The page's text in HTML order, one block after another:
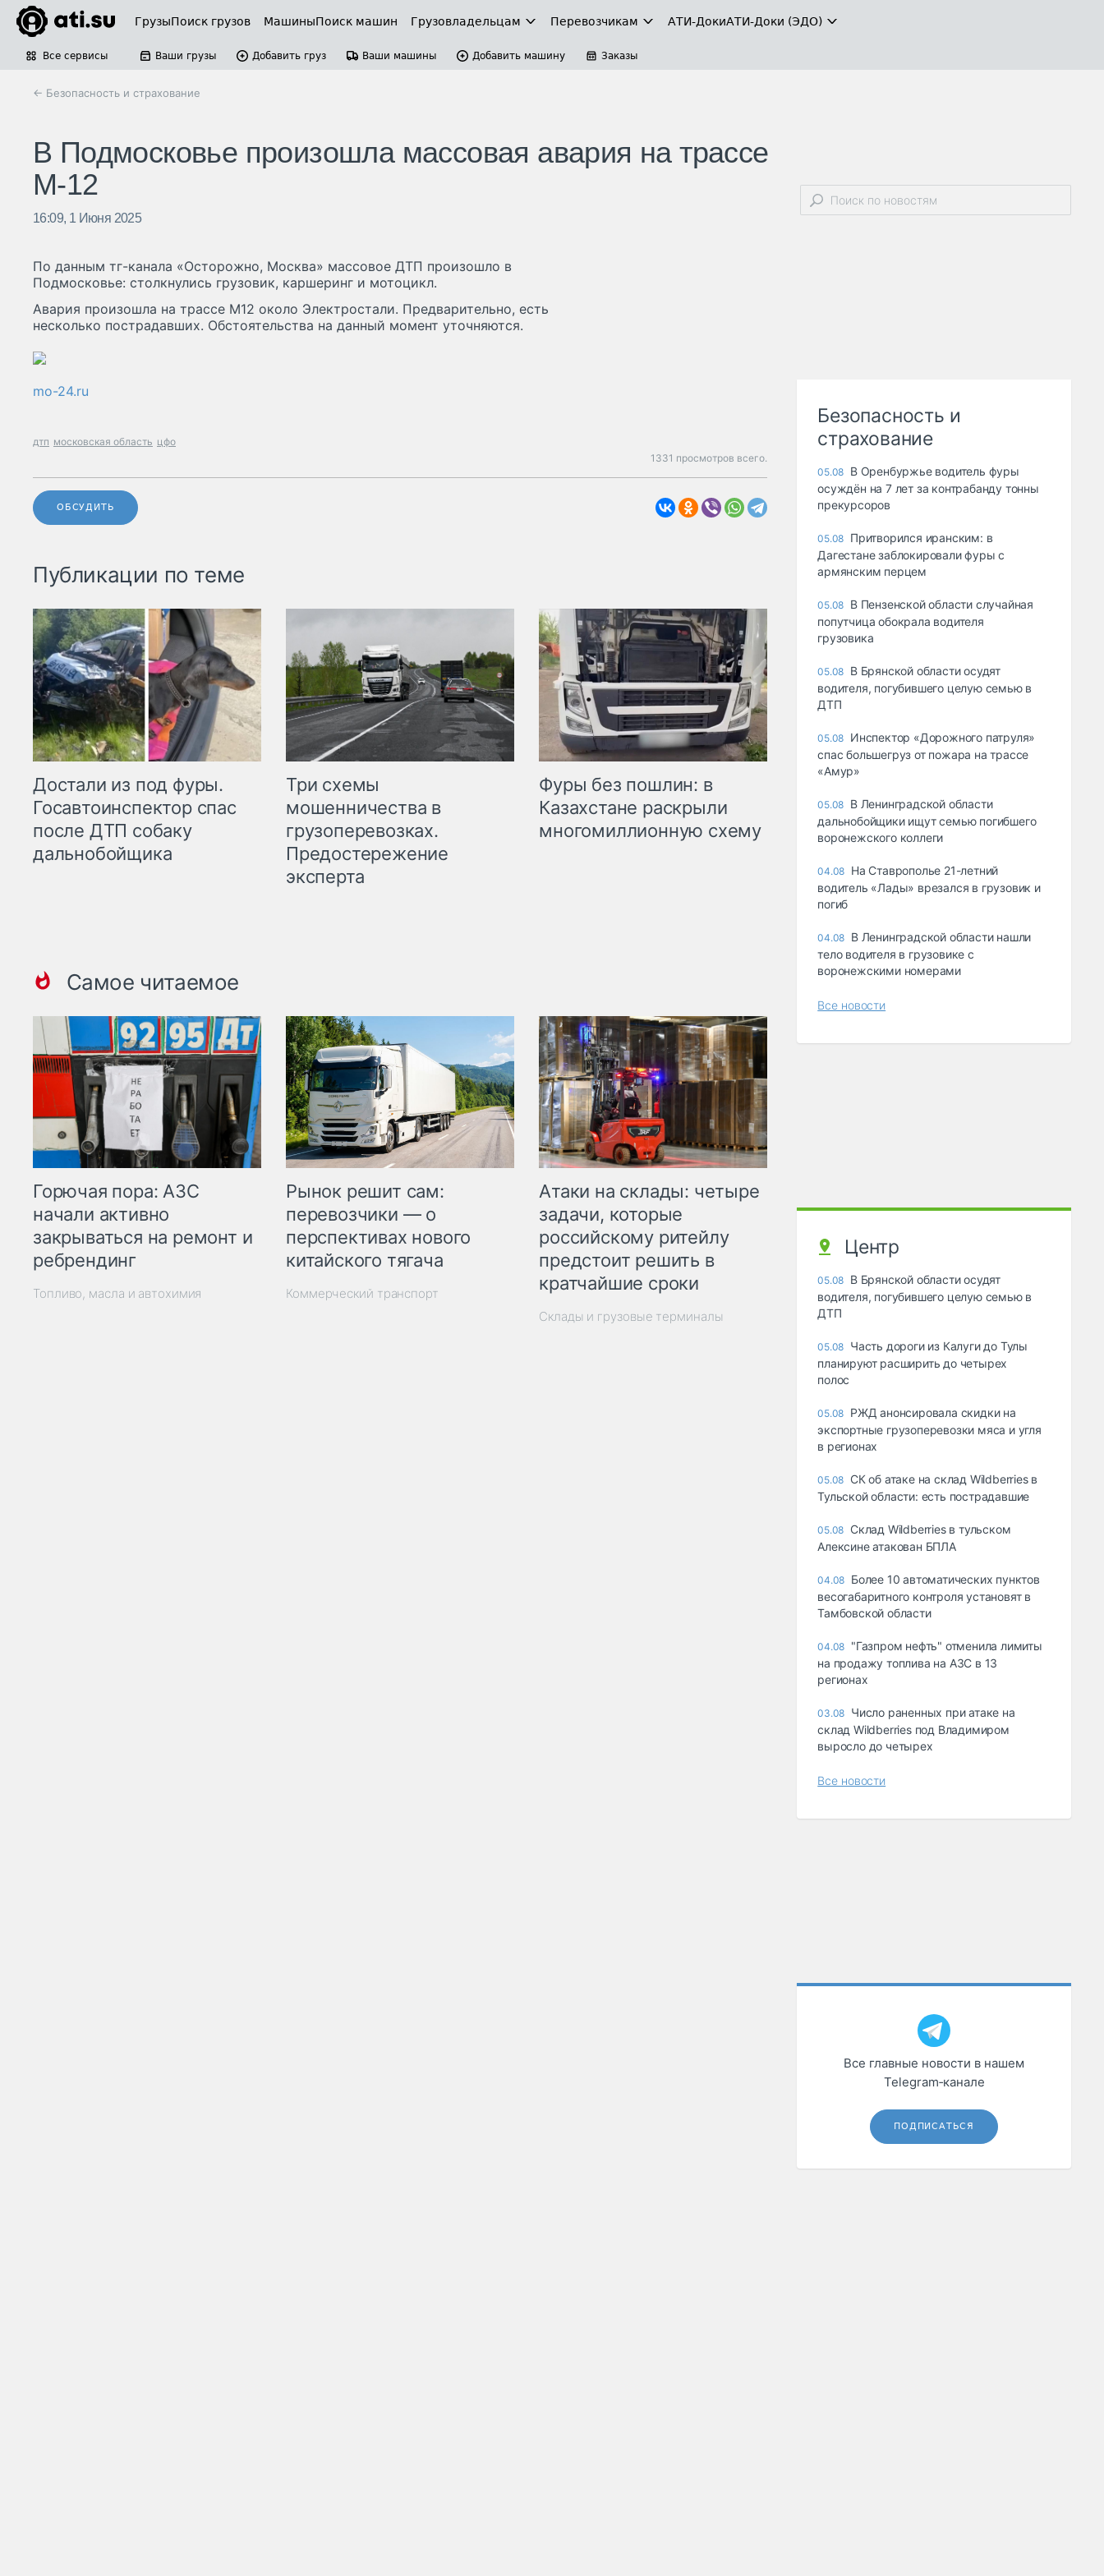
ГрузыПоиск грузов МашиныПоиск машин Грузовладельцам Перевозчикам АТИ-ДокиАТИ-Доки (ЭДО)
Все сервисы Ваши грузы Добавить груз Ваши машины Добавить машину Заказы
← Безопасность и страхование
В Подмосковье произошла массовая авария на трассе
М-12
16:09, 1 Июня 2025
По данным тг-канала «Осторожно, Москва» массовое ДТП произошло в
Подмосковье: столкнулись грузовик, каршеринг и мотоцикл.
Авария произошла на трассе М12 около Электростали. Предварительно, есть
несколько пострадавших. Обстоятельства на данный момент уточняются.
mo-24.ru
дтп московская область цфо
1331 просмотров всего.
ОБСУДИТЬ
Публикации по теме
Достали из под фуры.
Госавтоинспектор спас
после ДТП собаку
дальнобойщика
Три схемы
мошенничества в
грузоперевозках.
Предостережение
эксперта
Фуры без пошлин: в
Казахстане раскрыли
многомиллионную схему
Самое читаемое
Горючая пора: АЗС
начали активно
закрываться на ремонт и
ребрендинг
Топливо, масла и автохимия
Рынок решит сам:
перевозчики — о
перспективах нового
китайского тягача
Коммерческий транспорт
Атаки на склады: четыре
задачи, которые
российскому ритейлу
предстоит решить в
кратчайшие сроки
Склады и грузовые терминалы
Безопасность и
страхование
05.08 В Оренбуржье водитель фуры
осуждён на 7 лет за контрабанду тонны
прекурсоров
05.08 Притворился иранским: в
Дагестане заблокировали фуры с
армянским перцем
05.08 В Пензенской области случайная
попутчица обокрала водителя
грузовика
05.08 В Брянской области осудят
водителя, погубившего целую семью в
ДТП
05.08 Инспектор «Дорожного патруля»
спас большегруз от пожара на трассе
«Амур»
05.08 В Ленинградской области
дальнобойщики ищут семью погибшего
воронежского коллеги
04.08 На Ставрополье 21-летний
водитель «Лады» врезался в грузовик и
погиб
04.08 В Ленинградской области нашли
тело водителя в грузовике с
воронежскими номерами
Все новости
Центр
05.08 В Брянской области осудят
водителя, погубившего целую семью в
ДТП
05.08 Часть дороги из Калуги до Тулы
планируют расширить до четырех
полос
05.08 РЖД анонсировала скидки на
экспортные грузоперевозки мяса и угля
в регионах
05.08 СК об атаке на склад Wildberries в
Тульской области: есть пострадавшие
05.08 Склад Wildberries в тульском
Алексине атакован БПЛА
04.08 Более 10 автоматических пунктов
весогабаритного контроля установят в
Тамбовской области
04.08 "Газпром нефть" отменила лимиты
на продажу топлива на АЗС в 13
регионах
03.08 Число раненных при атаке на
склад Wildberries под Владимиром
выросло до четырех
Все новости
Все главные новости в нашем
Telegram‑канале
ПОДПИСАТЬСЯ